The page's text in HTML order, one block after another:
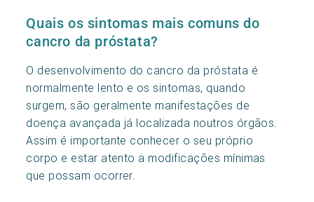
Quais os sintomas mais comuns do
cancro da próstata?
O desenvolvimento do cancro da próstata é
normalmente lento e os sintomas, quando
surgem, são geralmente manifestações de
doença avançada já localizada noutros órgãos.
Assim é importante conhecer o seu próprio
corpo e estar atento a modificações mínimas
que possam ocorrer.